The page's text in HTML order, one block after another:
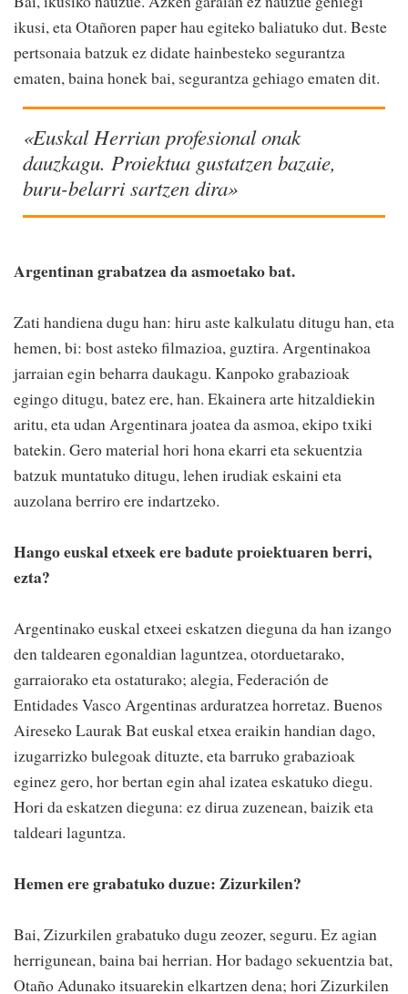
ikusi, eta Otañoren paper hau egiteko baliatuko dut. Beste
pertsonaia batzuk ez didate hainbesteko segurantza
ematen, baina honek bai, segurantza gehiago ematen dit.
«Euskal Herrian profesional onak
dauzkagu. Proiektua gustatzen bazaie,
buru-belarri sartzen dira»
Argentinan grabatzea da asmoetako bat.
Zati handiena dugu han: hiru aste kalkulatu ditugu han, eta
hemen, bi: bost asteko filmazioa, guztira. Argentinakoa
jarraian egin beharra daukagu. Kanpoko grabazioak
egingo ditugu, batez ere, han. Ekainera arte hitzaldiekin
aritu, eta udan Argentinara joatea da asmoa, ekipo txiki
batekin. Gero material hori hona ekarri eta sekuentzia
batzuk muntatuko ditugu, lehen irudiak eskaini eta
auzolana berriro ere indartzeko.
Hango euskal etxeek ere badute proiektuaren berri,
ezta?
Argentinako euskal etxeei eskatzen dieguna da han izango
den taldearen egonaldian laguntzea, otorduetarako,
garraiorako eta ostaturako; alegia, Federación de
Entidades Vasco Argentinas arduratzea horretaz. Buenos
Aireseko Laurak Bat euskal etxea eraikin handian dago,
izugarrizko bulegoak dituzte, eta barruko grabazioak
eginez gero, hor bertan egin ahal izatea eskatuko diegu.
Hori da eskatzen dieguna: ez dirua zuzenean, baizik eta
taldeari laguntza.
Hemen ere grabatuko duzue: Zizurkilen?
Bai, Zizurkilen grabatuko dugu zeozer, seguru. Ez agian
herrigunean, baina bai herrian. Hor badago sekuentzia bat,
Otaño Adunako itsuarekin elkartzen dena; hori Zizurkilen